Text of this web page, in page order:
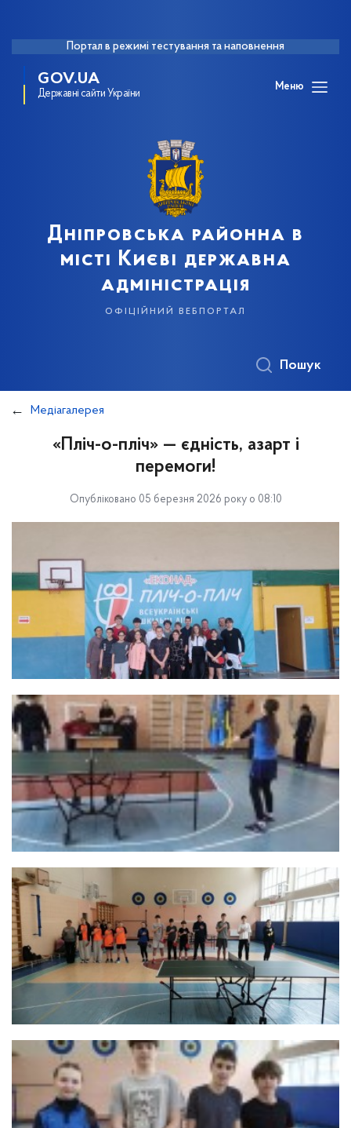
Портал в режимі тестування та наповнення
GOV.UA
Державні сайти України
Меню
Дніпровська районна в
місті Києві державна
адміністрація
офіційний вебпортал
Пошук
Медіагалерея
«Пліч-о-пліч» — єдність, азарт і
перемоги!
Опубліковано 05 березня 2026 року о 08:10